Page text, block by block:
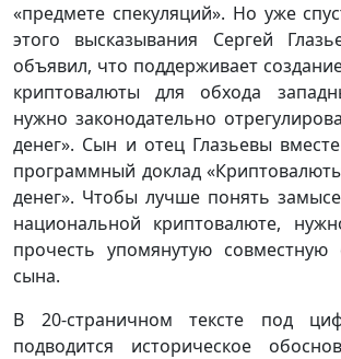
«предмете спекуляций». Но уже
этого высказывания Сергей
объявил, что поддерживает
криптовалюты для обхода
нужно законодательно
денег». Сын и отец Глазьевы
программный доклад
денег». Чтобы лучше понять
национальной криптовалюте,
прочесть упомянутую
сына.
В 20-страничном тексте под
подводится историческое